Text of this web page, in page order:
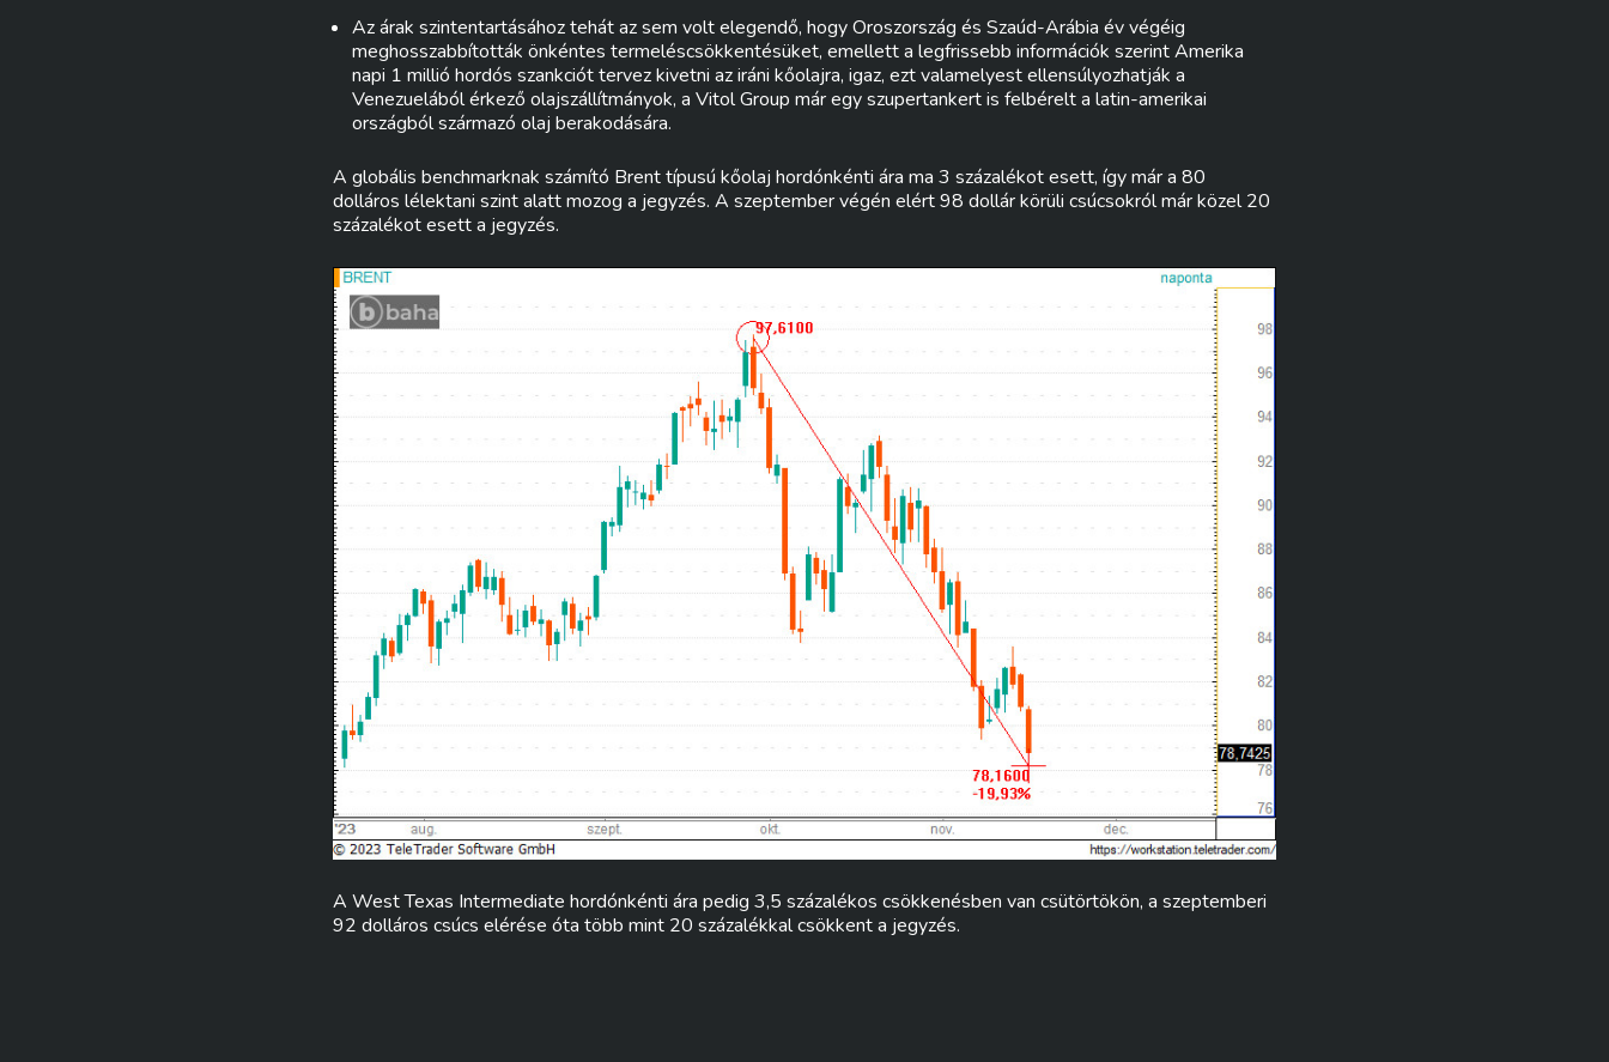
Az árak szintentartásához tehát az sem volt elegendő, hogy Oroszország és Szaúd-Arábia év végéig
meghosszabbították önkéntes termeléscsökkentésüket, emellett a legfrissebb információk szerint Amerika
napi 1 millió hordós szankciót tervez kivetni az iráni kőolajra, igaz, ezt valamelyest ellensúlyozhatják a
Venezuelából érkező olajszállítmányok, a Vitol Group már egy szupertankert is felbérelt a latin-amerikai
országból származó olaj berakodására.
A globális benchmarknak számító Brent típusú kőolaj hordónkénti ára ma 3 százalékot esett, így már a 80
dolláros lélektani szint alatt mozog a jegyzés. A szeptember végén elért 98 dollár körüli csúcsokról már közel 20
százalékot esett a jegyzés.
A West Texas Intermediate hordónkénti ára pedig 3,5 százalékos csökkenésben van csütörtökön, a szeptemberi
92 dolláros csúcs elérése óta több mint 20 százalékkal csökkent a jegyzés.